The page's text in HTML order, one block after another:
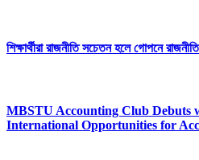
শিক্ষার্থীরা রাজনীতি সচেতন হলে গোপনে
MBSTU Accounting Club Debuts
International Opportunities for